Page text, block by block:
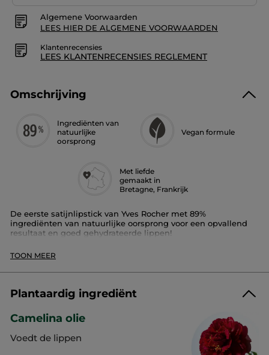
Algemene Voorwaarden
LEES HIER DE ALGEMENE VOORWAARDEN
Klantenrecensies
LEES KLANTENRECENSIES REGLEMENT
Omschrijving
Ingrediënten van
natuurlijke
oorsprong
Vegan formule
Met liefde
gemaakt in
Bretagne, Frankrijk
De eerste satijnlipstick van Yves Rocher met 89%
ingrediënten van natuurlijke oorsprong voor een opvallend
resultaat en goed gehydrateerde lippen!
Beschikbaar in 24 tinten.
Pluspunt:
de rijke en crèmige formule met cameliaolie is intens
gepigmenteerd. Ze verzorgt, hydrateert en voedt de lippen.
Rouge Elixir Satin dekt in een laagje, voedt en hydrateert, en
staat urenlang garant voor een aangenaam en zacht gevoel
van comfort.
TOON MEER
Plantaardig ingrediënt
Camelina olie
Voedt de lippen